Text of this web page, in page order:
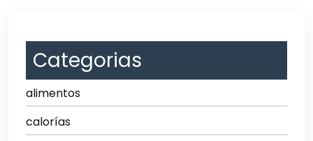
Categorias
alimentos
calorías